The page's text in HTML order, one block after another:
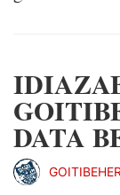
DATA